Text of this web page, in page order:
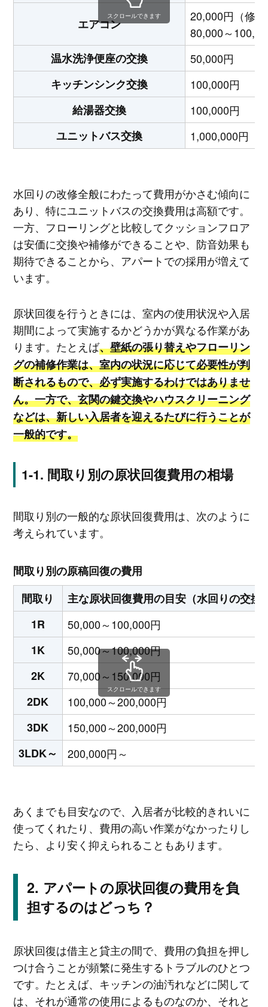
エアコン
20,000円（修
80,000～
温水洗浄便座の交換
50,000円
キッチンシンク交換
100,000円
給湯器交換
100,000円
ユニットバス交換
1,000,000円
スクロールできます
水回りの改修全般にわたって費用がかさむ傾向に
あり、特にユニットバスの交換費用は高額です。
一方、フローリングと比較してクッションフロア
は安価に交換や補修ができることや、防音効果も
期待できることから、アパートでの採用が増えて
います。
原状回復を行うときには、室内の使用状況や入居
期間によって実施するかどうかが異なる作業があ
ります。たとえば、壁紙の張り替えやフローリン
グの補修作業は、室内の状況に応じて必要性が判
断されるもので、必ず実施するわけではありませ
ん。一方で、玄関の鍵交換やハウスクリーニング
などは、新しい入居者を迎えるたびに行うことが
一般的です。
間取り別の原状回復費用の相場
間取り別の一般的な原状回復費用は、次のように
考えられています。
間取り別の原稿回復の費用
間取り
主な原状回復費用の目安（水回りの交換
1R
50,000～100,000円
1K
50,000～100,000円
2K
70,000～150,000円
2DK
100,000～200,000円
3DK
150,000～200,000円
3LDK～
200,000円～
スクロールできます
あくまでも目安なので、入居者が比較的きれいに
使ってくれたり、費用の高い作業がなかったりし
たら、より安く抑えられることもあります。
アパートの原状回復の費用を負
担するのはどっち？
原状回復は借主と貸主の間で、費用の負担を押し
つけ合うことが頻繁に発生するトラブルのひとつ
です。たとえば、キッチンの油汚れなどに関して
は、それが通常の使用によるものなのか、それと